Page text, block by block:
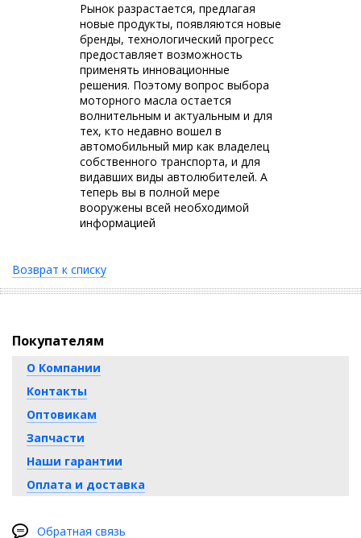
Рынок разрастается, предлагая
новые продукты, появляются новые
бренды, технологический прогресс
предоставляет возможность
применять инновационные
решения. Поэтому вопрос выбора
моторного масла остается
волнительным и актуальным и для
тех, кто недавно вошел в
автомобильный мир как владелец
собственного транспорта, и для
видавших виды автолюбителей. А
теперь вы в полной мере
вооружены всей необходимой
информацией
Возврат к списку
Покупателям
О Компании
Контакты
Оптовикам
Запчасти
Наши гарантии
Оплата и доставка
Обратная связь